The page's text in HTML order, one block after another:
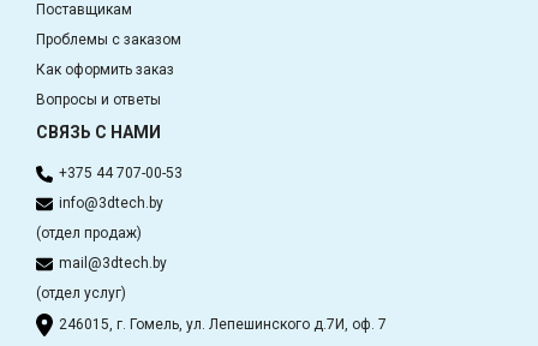
Поставщикам
Проблемы с заказом
Как оформить заказ
Вопросы и ответы
СВЯЗЬ С НАМИ
+375 44 707-00-53
info@3dtech.by
(отдел продаж)
mail@3dtech.by
(отдел услуг)
246015, г. Гомель, ул. Лепешинского д.7И, оф. 7